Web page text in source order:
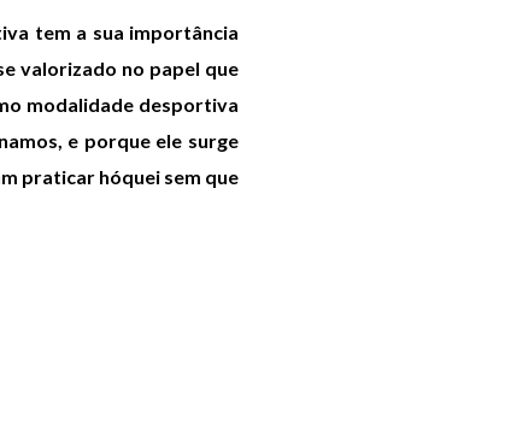
tem a sua importância
valorizado no papel que
modalidade desportiva
e porque ele surge
praticar hóquei sem que